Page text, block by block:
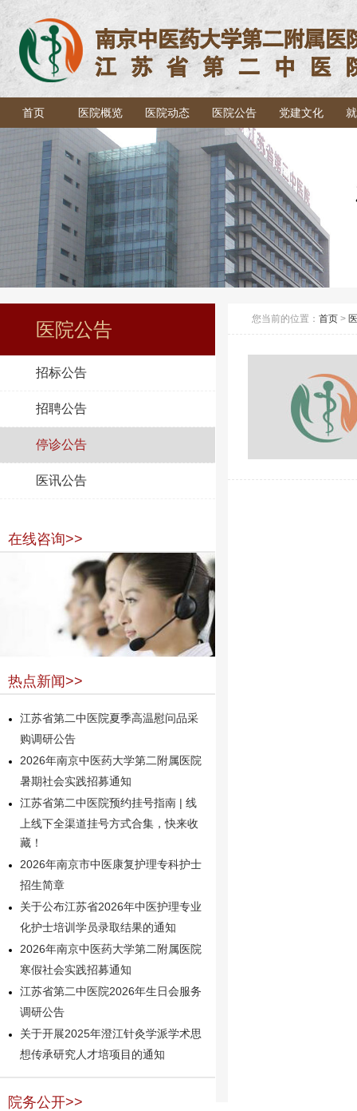
首页 医院概览 医院动态 医院公告 党建文化
医院公告
招标公告
招聘公告
停诊公告
医讯公告
在线咨询>>
热点新闻>>
江苏省第二中医院夏季高温慰问品采
购调研公告
2026年南京中医药大学第二附属医院
暑期社会实践招募通知
江苏省第二中医院预约挂号指南 | 线
上线下全渠道挂号方式合集，快来收
藏！
2026年南京市中医康复护理专科护士
招生简章
关于公布江苏省2026年中医护理专业
化护士培训学员录取结果的通知
2026年南京中医药大学第二附属医院
寒假社会实践招募通知
江苏省第二中医院2026年生日会服务
调研公告
关于开展2025年澄江针灸学派学术思
想传承研究人才培项目的通知
院务公开>>
您当前的位置： 首页 >